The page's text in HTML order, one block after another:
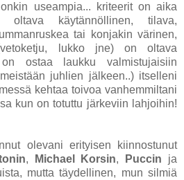
useampia... kriteerit on aika
käytännöllinen, tilava,
tai konjakin värinen,
lukko jne) on oltava
ostaa laukku valmistujaisiin
juhlien jälkeen..)itselleni
kehtaa toivoa vanhemmiltani
kun on totuttu järkeviin lahjoihin!
olevani erityisen kiinnostunut
, Michael Korsin, Puccin ja
mutta täydellinen, mun silmiä